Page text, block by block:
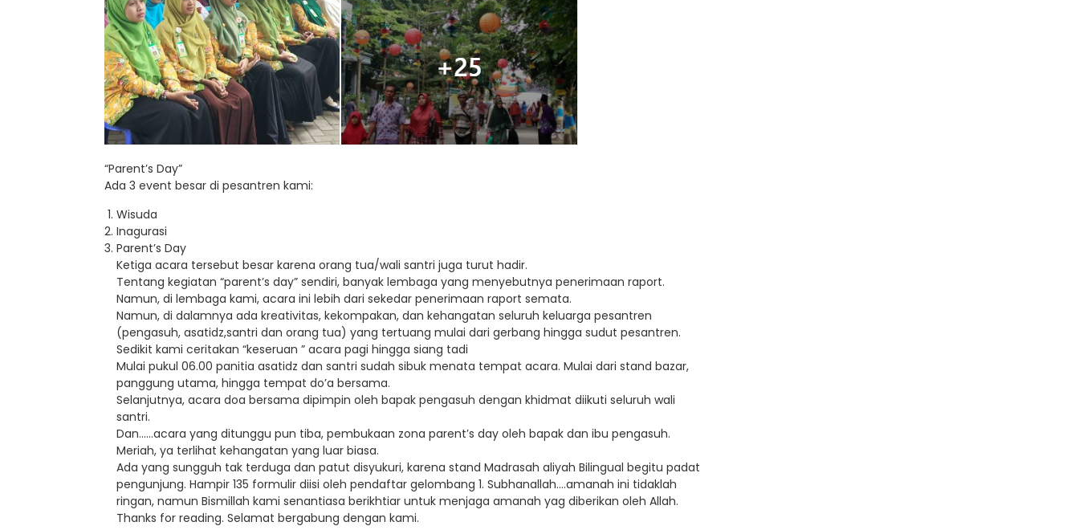
“Parent’s Day”
Ada 3 event besar di pesantren kami:
Wisuda
Inagurasi
Parent’s Day
Ketiga acara tersebut besar karena orang tua/wali santri juga turut hadir.
Tentang kegiatan “parent’s day” sendiri, banyak lembaga yang menyebutnya penerimaan raport.
Namun, di lembaga kami, acara ini lebih dari sekedar penerimaan raport semata.
Namun, di dalamnya ada kreativitas, kekompakan, dan kehangatan seluruh keluarga pesantren
(pengasuh, asatidz,santri dan orang tua) yang tertuang mulai dari gerbang hingga sudut pesantren.
Sedikit kami ceritakan “keseruan ” acara pagi hingga siang tadi
Mulai pukul 06.00 panitia asatidz dan santri sudah sibuk menata tempat acara. Mulai dari stand bazar,
panggung utama, hingga tempat do’a bersama.
Selanjutnya, acara doa bersama dipimpin oleh bapak pengasuh dengan khidmat diikuti seluruh wali
santri.
Dan……acara yang ditunggu pun tiba, pembukaan zona parent’s day oleh bapak dan ibu pengasuh.
Meriah, ya terlihat kehangatan yang luar biasa.
Ada yang sungguh tak terduga dan patut disyukuri, karena stand Madrasah aliyah Bilingual begitu padat
pengunjung. Hampir 135 formulir diisi oleh pendaftar gelombang 1. Subhanallah….amanah ini tidaklah
ringan, namun Bismillah kami senantiasa berikhtiar untuk menjaga amanah yag diberikan oleh Allah.
Thanks for reading. Selamat bergabung dengan kami.